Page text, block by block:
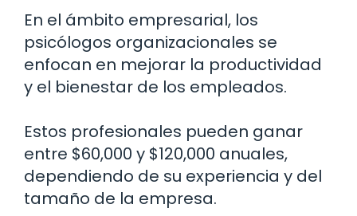
En el ámbito empresarial, los
psicólogos organizacionales se
enfocan en mejorar la productividad
y el bienestar de los empleados.
Estos profesionales pueden ganar
entre $60,000 y $120,000 anuales,
dependiendo de su experiencia y del
tamaño de la empresa.